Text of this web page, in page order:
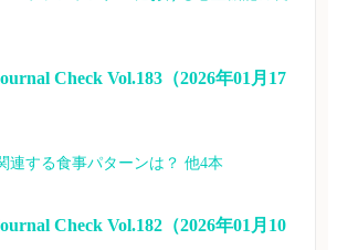
Check Vol.183（2026年01月17
連する食事パターンは？ 他4本
Check Vol.182（2026年01月10